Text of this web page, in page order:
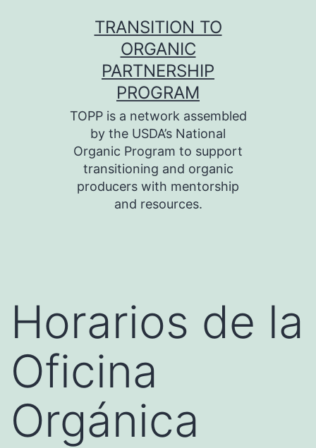
TRANSITION TO
ORGANIC
PARTNERSHIP
PROGRAM
TOPP is a network assembled
by the USDA’s National
Organic Program to support
transitioning and organic
producers with mentorship
and resources.
Horarios de la
Oficina
Orgánica